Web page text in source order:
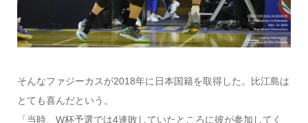
そんなファジーカスが2018年に日本国籍を取得した。比江島は
とても喜んだという。
「当時、W杯予選では4連敗していたところに彼が参加してく